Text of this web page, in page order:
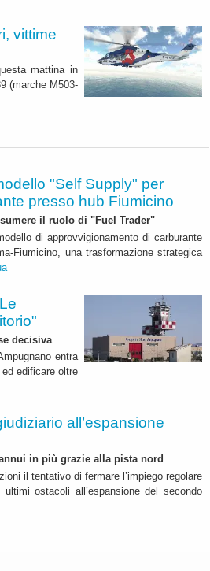
vittime
mattina in
(marche M503-
"Self Supply" per
presso hub Fiumicino
il ruolo di "Fuel Trader"
di approvvigionamento di carburante
Fiumicino, una trasformazione strategica
decisiva
entra
edificare oltre
all’espansione
in più grazie alla pista nord
il tentativo di fermare l’impiego regolare
ostacoli all’espansione del secondo